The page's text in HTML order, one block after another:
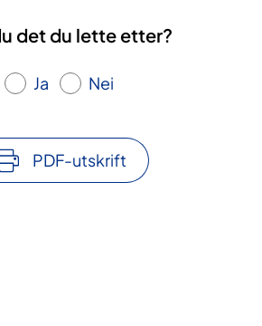
det du lette etter?
Ja Nei
PDF-utskrift